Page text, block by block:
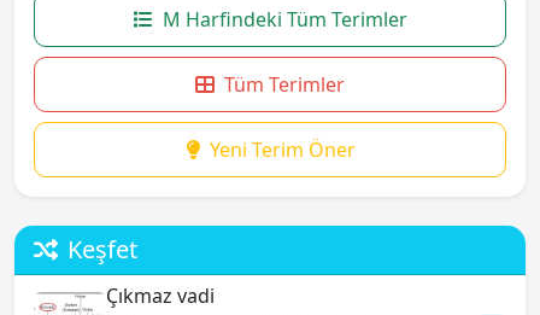
M Harfindeki Tüm Terimler
Tüm Terimler
Yeni Terim Öner
Keşfet
Çıkmaz vadi